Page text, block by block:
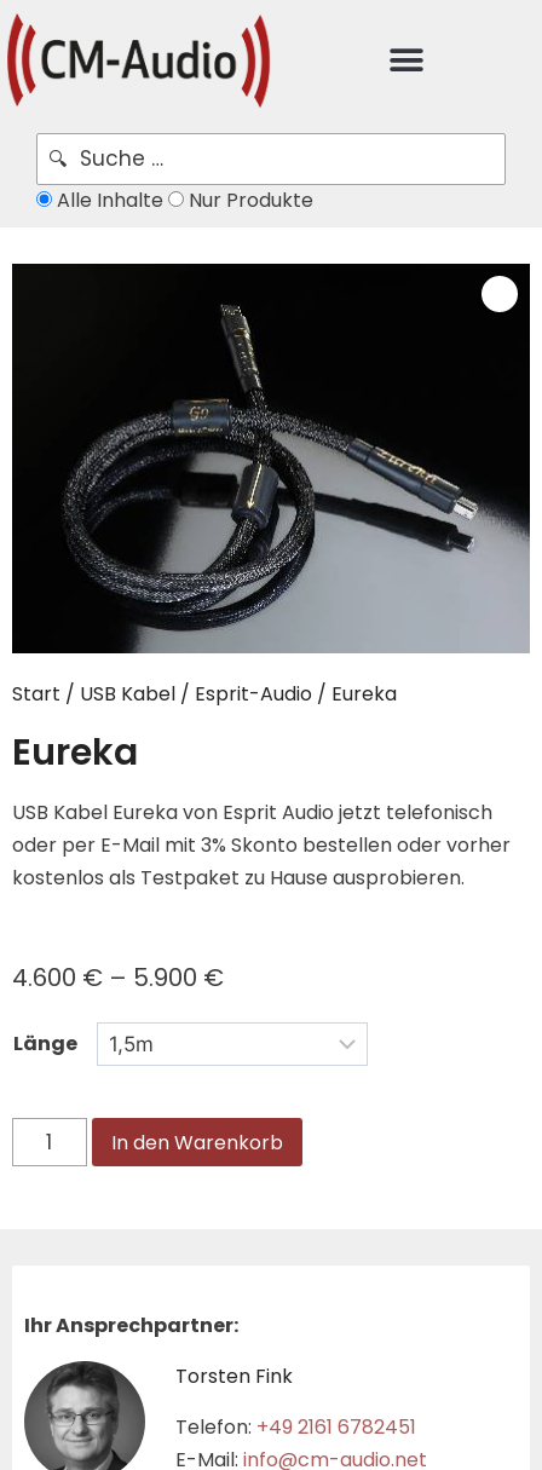
Alle Inhalte Nur Produkte
Start / USB Kabel / Esprit-Audio / Eureka
Eureka
USB Kabel Eureka von Esprit Audio jetzt telefonisch
oder per E-Mail mit 3% Skonto bestellen oder vorher
kostenlos als Testpaket zu Hause ausprobieren.
4.600 € – 5.900 €
Länge
In den Warenkorb
Ihr Ansprechpartner:
Torsten Fink
Telefon: +49 2161 6782451
E-Mail: info@cm-audio.net